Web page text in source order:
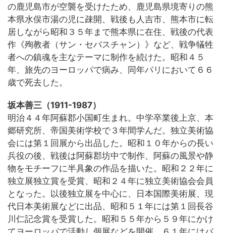
の鹿児島市が空襲を受けたため、鹿児島県境寄りの熊
本県水俣市湯の児に疎開、戦後も人吉市、熊本市に転
居しながら昭和３５年まで熊本県に在住、戦後の代表
作《殉教者（サン・セバスチャン）》など、戦争犠牲
者への鎮魂を主なテーマに制作を続けた。昭和４５
年、旅先のヨーロッパで病み、同年パリにおいて６６
歳で死去した。
坂本善三（1911-1987）
明治４４年阿蘇郡小国町生まれ。中学卒業後上京、本
郷研究所、帝国美術学校で３年間学んだ。独立美術協
会には第１回展から出品した。昭和１０年からの長い
兵役の後、戦後は阿蘇郡坊中で制作、阿蘇の風景や静
物をモチーフに半具象の作品を描いた。昭和２２年に
独立展独立賞を受賞、昭和２４年に独立美術協会会員
となった。以後独立展を中心に、日本国際美術展、現
代日本美術展などに出品、昭和５１年には第１回長谷
川仁記念賞を受賞した。昭和５５年から５９年にかけ